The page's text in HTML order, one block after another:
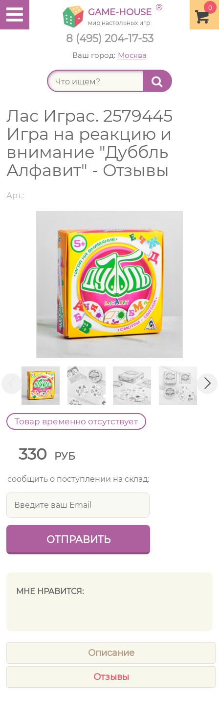
8 (495) 204-17-53
0
GAME-HOUSE ®
мир настольных игр
Ваш город: Москва
Лас Играс. 2579445
Игра на реакцию и
внимание "Дуббль
Алфавит" - Отзывы
Арт.:
Товар временно отсутствует
330 РУБ
сообщить о поступлении на склад:
МНЕ НРАВИТСЯ:
Описание
Отзывы